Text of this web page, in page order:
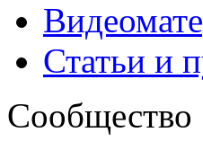
Статьи и
Сообщество